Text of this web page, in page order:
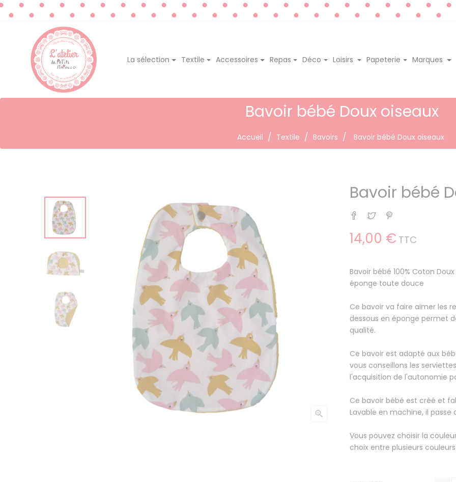
La sélection Textile Accessoires Repas Déco Loisirs Papeterie Marques
Bavoir bébé Doux oiseaux
Accueil Textile Bavoirs Bavoir bébé Doux oiseaux

Bavoir bébé
Partager
Tweet
14,00 € TTC
Bavoir bébé 100% Coton
éponge toute douce
Ce bavoir va faire aimer les
dessous en éponge permet
qualité.
Ce bavoir est adapté aux
vous conseillons les
l'acquisition de l'autonomie
Ce bavoir bébé est créé et
Lavable en machine, il passe
Vous pouvez choisir la
choix entre plusieurs